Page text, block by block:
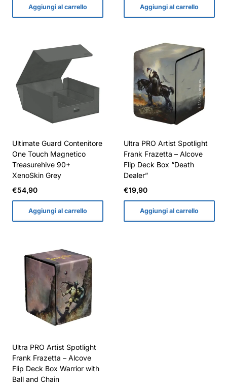
Aggiungi al carrello Aggiungi al carrello
Ultimate Guard Contenitore
One Touch Magnetico
Treasurehive 90+
XenoSkin Grey
Prezzo
normale
€54,90
Aggiungi al carrello
Ultra PRO Artist Spotlight
Frank Frazetta – Alcove
Flip Deck Box “Death
Dealer”
Prezzo
normale
€19,90
Aggiungi al carrello
Ultra PRO Artist Spotlight
Frank Frazetta – Alcove
Flip Deck Box Warrior with
Ball and Chain